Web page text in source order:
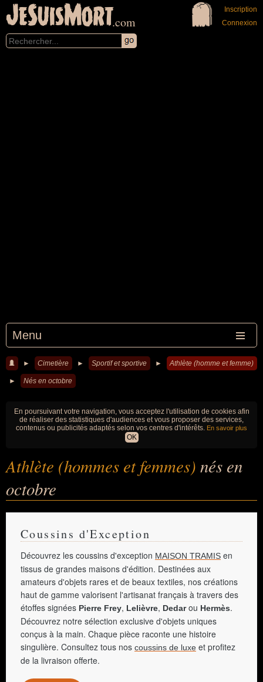
JeSuisMort.com
Menu
Inscription
Connexion
► Cimetière ► Sportif et sportive ► Athlète (homme et femme)
► Nés en octobre
En poursuivant votre navigation, vous acceptez l'utilisation de cookies afin
de réaliser des statistiques d'audiences et vous proposer des services,
contenus ou publicités adaptés selon vos centres d'intérêts. En savoir plus
OK
Athlète (hommes et femmes) nés en
octobre
Coussins d'Exception
Découvrez les coussins d'exception MAISON TRAMIS en
tissus de grandes maisons d'édition. Destinées aux
amateurs d'objets rares et de beaux textiles, nos créations
haut de gamme valorisent l'artisanat français à travers des
étoffes signées Pierre Frey, Lelièvre, Dedarou Hermès.
Découvrez notre sélection exclusive d'objets uniques
conçus à la main. Chaque pièce raconte une histoire
singulière. Consultez tous nos coussins de luxe et profitez
de la livraison offerte.